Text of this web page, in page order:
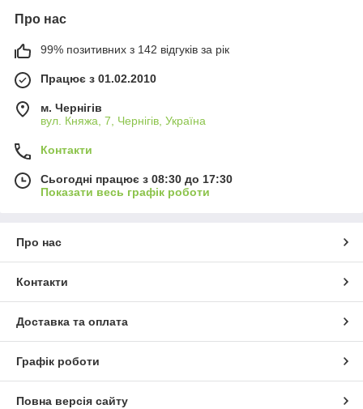
Про нас
99% позитивних з 142 відгуків за рік
Працює з 01.02.2010
м. Чернігів
вул. Княжа, 7, Чернігів, Україна
Контакти
Сьогодні працює з 08:30 до 17:30
Показати весь графік роботи
Про нас
Контакти
Доставка та оплата
Графік роботи
Повна версія сайту